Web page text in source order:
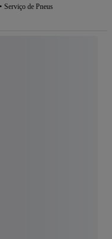
Serviço de Pneus